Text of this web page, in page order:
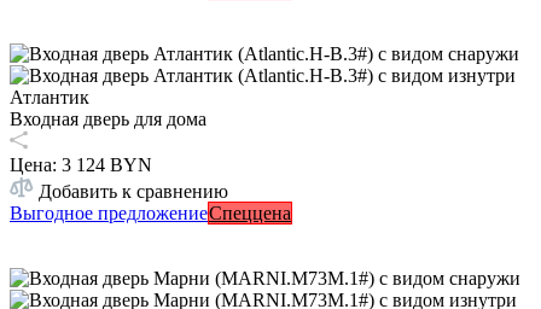
Атлантик
Входная дверь для дома
Цена: 3 124 BYN
Добавить к сравнению
Выгодное предложениеСпеццена